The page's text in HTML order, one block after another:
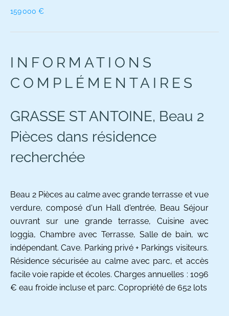
159 000 €
INFORMATIONS
COMPLÉMENTAIRES
GRASSE ST ANTOINE, Beau 2
Pièces dans résidence
recherchée
Beau 2 Pièces au calme avec grande terrasse et vue
verdure, composé d'un Hall d'entrée, Beau Séjour
ouvrant sur une grande terrasse, Cuisine avec
loggia, Chambre avec Terrasse, Salle de bain, wc
indépendant. Cave. Parking privé + Parkings visiteurs.
Résidence sécurisée au calme avec parc, et accès
facile voie rapide et écoles. Charges annuelles : 1096
€ eau froide incluse et parc. Copropriété de 652 lots